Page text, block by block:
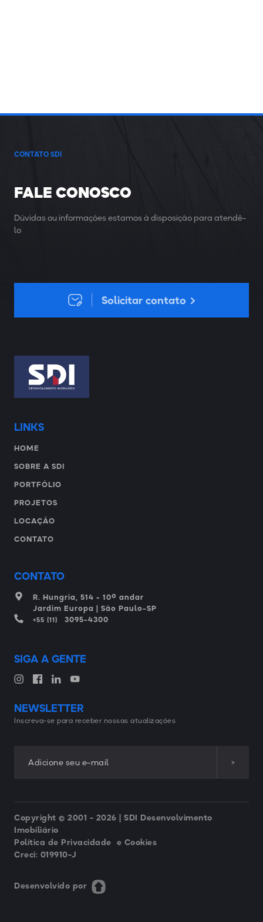
CONTATO SDI
FALE CONOSCO
Dúvidas ou informações estamos à disposição para atendê-
lo
Solicitar contato
LINKS
HOME
SOBRE A SDI
PORTFÓLIO
PROJETOS
LOCAÇÃO
CONTATO
CONTATO
R. Hungria, 514 - 10º andar
Jardim Europa | São Paulo-SP
+55 (11) 3095-4300
SIGA A GENTE
NEWSLETTER
Inscreva-se para receber nossas atualizações
Copyright © 2001 - 2026 | SDI Desenvolvimento
Imobiliário
Política de Privacidade e Cookies
Creci: 019910-J
Desenvolvido por